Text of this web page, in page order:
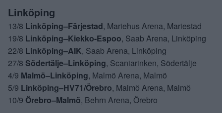
Linköping
13/8 Linköping–Färjestad, Mariehus Arena, Mariestad
19/8 Linköping–Kiekko-Espoo, Saab Arena, Linköping
22/8 Linköping–AIK, Saab Arena, Linköping
27/8 Södertälje–Linköping, Scaniarinken, Södertälje
4/9 Malmö–Linköping, Malmö Arena, Malmö
5/9 Linköping–HV71/Örebro, Malmö Arena, Malmö
10/9 Örebro–Malmö, Behrn Arena, Örebro